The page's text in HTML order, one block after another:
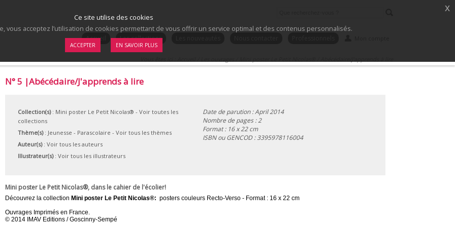
Accueil Les collections
N° 5 |Abécédaire/J'apprends à lire
Collection(s): Mini poster Le Petit Nicolas® - Voir toutes les
collections
Thème(s): Jeunesse - Parascolaire - Voir tous les thèmes
Auteur(s): Voir tous les auteurs
Illustrateur(s): Voir tous les illustrateurs
Date de parution : April 2014
Nombre de pages : 2
Format : 16 x 22 cm
ISBN ou GENCOD :3395978116004
Mini poster Le Petit Nicolas®, dans le cahier de l'écolier!
Découvrez la collection Mini poster Le Petit Nicolas®: posters couleurs Recto-Verso - Format : 16 x 22 cm
Ouvrages Imprimés en France.
© 2014 IMAV Editions / Goscinny-Sempé
Ce site utilise des cookies
vous acceptez l’utilisation de cookies permettant de vous offrir un service optimal et des contenus personnalisés.
ACCEPTER EN SAVOIR PLUS
x